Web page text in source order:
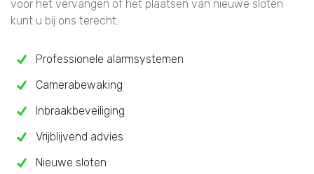
voor het vervangen of het plaatsen van nieuwe sloten
kunt u bij ons terecht.
Professionele alarmsystemen
Camerabewaking
Inbraakbeveiliging
Vrijblijvend advies
Nieuwe sloten